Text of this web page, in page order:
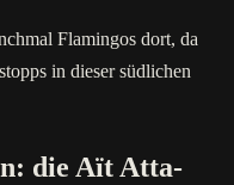
Flamingos dort, da
in dieser südlichen
die Aït Atta-